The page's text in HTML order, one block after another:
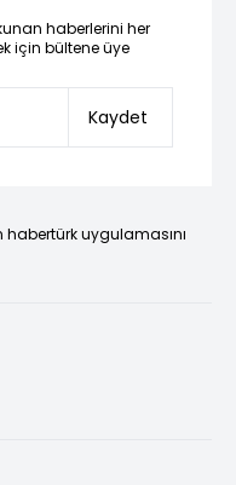
haberlerini her
için bültene üye
Kaydet
uygulamasını